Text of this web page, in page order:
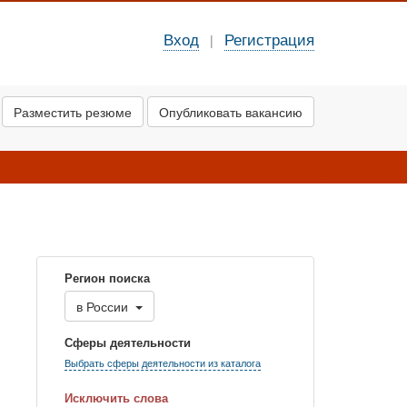
Вход | Регистрация
Разместить резюме Опубликовать вакансию
Регион поиска
в России
Сферы деятельности
Выбрать сферы деятельности из каталога
Исключить слова